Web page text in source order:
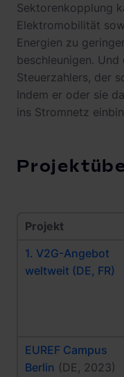
Sektorenkopplung
Elektromobilität
Energien zu
beschleunigen.
Steuerzahlers, der
Indem er oder sie
ins Stromnetz
Projekt
1. V2G-Angebot
weltweit (DE, FR)
EUREF Campus
Berlin (DE, 2023)